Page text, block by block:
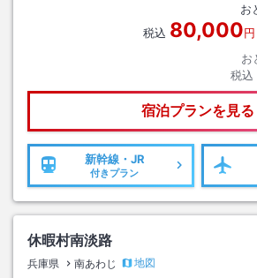
お
税込 80,000円
お
税込
宿泊プランを見る
新幹線・JR
付きプラン
休暇村南淡路
兵庫県 南あわじ
地図